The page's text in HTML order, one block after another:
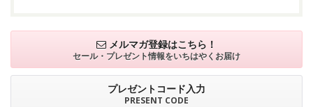
メルマガ登録はこちら！
セール・プレゼント情報をいちはやくお届け
プレゼントコード入力
PRESENT CODE